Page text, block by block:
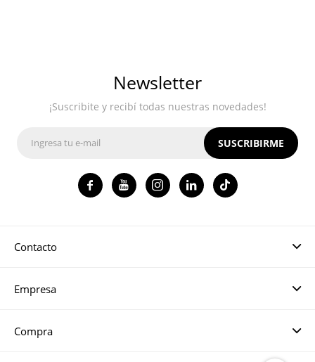
Contacto
Empresa
Compra
Newsletter
¡Suscribite y recibí todas nuestras novedades!
SUSCRIBIRME
   